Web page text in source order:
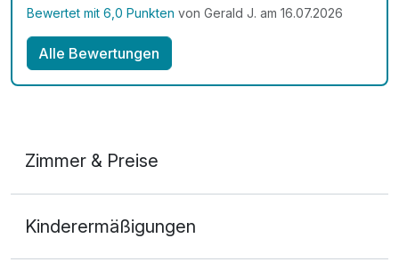
Bewertet mit 6,0 Punkten von Gerald J. am 16.07.2026
Alle Bewertungen
Zimmer & Preise
2 Erwachsene und 1 Kind
Kinderermäßigungen